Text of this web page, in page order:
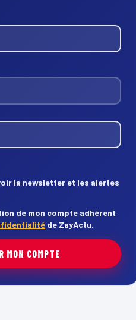
la newsletter et les alertes
de mon compte adhérent
de ZayActu.
MON COMPTE